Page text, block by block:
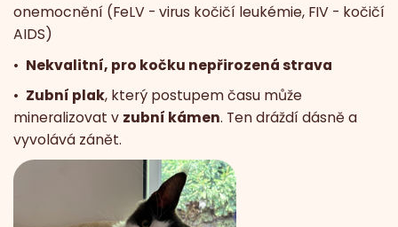
onemocnění (FeLV - virus kočičí leukémie, FIV - kočičí
AIDS)
• Nekvalitní, pro kočku nepřirozená strava
• Zubní plak, který postupem času může
mineralizovat v zubní kámen. Ten dráždí dásně a
vyvolává zánět.